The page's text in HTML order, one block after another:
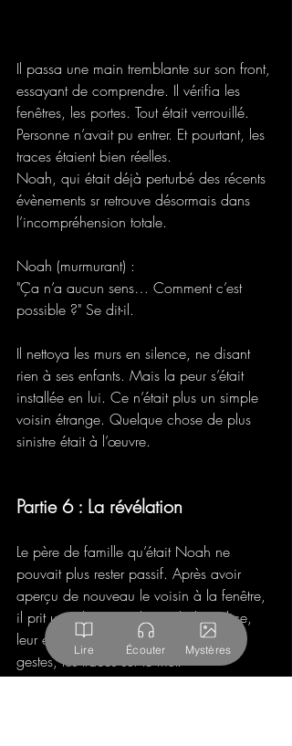
Il passa une main tremblante sur son front,
essayant de comprendre. Il vérifia les
fenêtres, les portes. Tout était verrouillé.
Personne n’avait pu entrer. Et pourtant, les
traces étaient bien réelles.
Noah, qui était déjà perturbé des récents
évènements sr retrouve désormais dans
l’incompréhension totale.
Noah (murmurant) :
"Ça n’a aucun sens… Comment c’est
possible ?" Se dit-il.
Il nettoya les murs en silence, ne disant
rien à ses enfants. Mais la peur s’était
installée en lui. Ce n’était plus un simple
voisin étrange. Quelque chose de plus
sinistre était à l’œuvre.
Partie 6 : La révélation
Le père de famille qu’était Noah ne
pouvait plus rester passif. Après avoir
aperçu de nouveau le voisin à la fenêtre,
il prit une décision. Il appela la police,
leur expliquant tout : les sourires, les
gestes, les traces sur le mur.
Lire Écouter Mystères